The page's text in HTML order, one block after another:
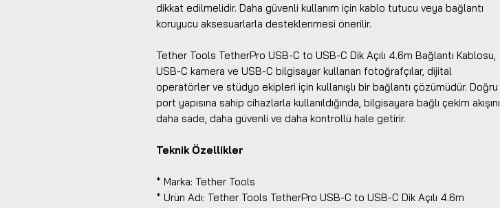
dikkat edilmelidir. Daha güvenli kullanım için kablo tutucu veya bağlantı
koruyucu aksesuarlarla desteklenmesi önerilir.
Tether Tools TetherPro USB-C to USB-C Dik Açılı 4.6m Bağlantı Kablosu,
USB-C kamera ve USB-C bilgisayar kullanan fotoğrafçılar, dijital
operatörler ve stüdyo ekipleri için kullanışlı bir bağlantı çözümüdür. Doğru
port yapısına sahip cihazlarla kullanıldığında, bilgisayara bağlı çekim akışını
daha sade, daha güvenli ve daha kontrollü hale getirir.
Teknik Özellikler
* Marka: Tether Tools
* Ürün Adı: Tether Tools TetherPro USB-C to USB-C Dik Açılı 4.6m